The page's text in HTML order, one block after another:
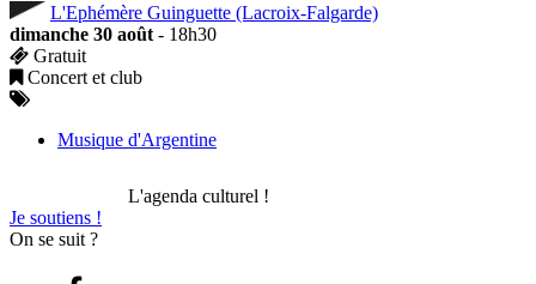
L'Ephémère Guinguette (Lacroix-Falgarde)
dimanche 30 août - 18h30
Gratuit
Concert et club
Musique d'Argentine
L'agenda culturel !
Je soutiens !
On se suit ?